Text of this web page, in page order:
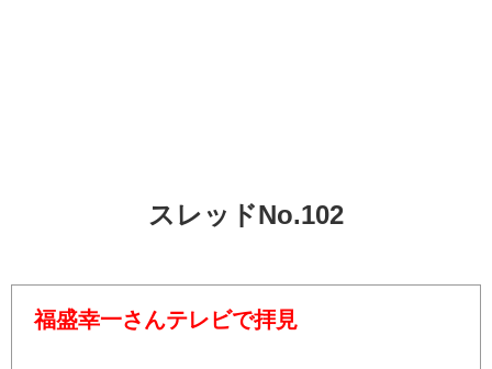
スレッドNo.102
福盛幸一さんテレビで拝見